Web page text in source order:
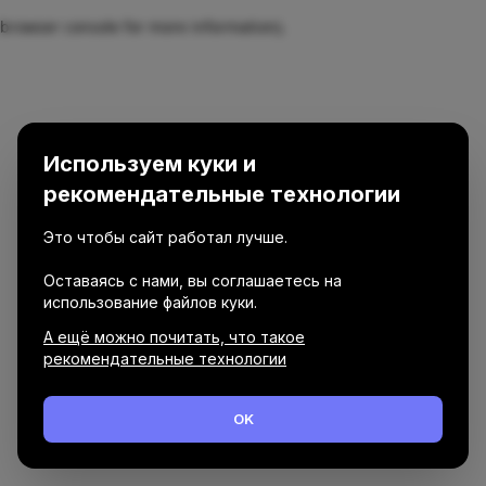
browser console for more information)
Используем куки и
рекомендательные технологии
Это чтобы сайт работал лучше.
Оставаясь с нами, вы соглашаетесь на
использование файлов куки.
А ещё можно почитать, что такое
рекомендательные технологии
OK